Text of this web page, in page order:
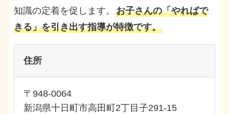
知識の定着を促します。 お子さんの「やればで
きる」を引き出す指導が特徴です。
住所
〒948-0064
新潟県十日町市高田町2丁目子291-15